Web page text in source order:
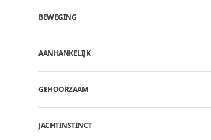
BEWEGING
AANHANKELIJK
GEHOORZAAM
JACHTINSTINCT